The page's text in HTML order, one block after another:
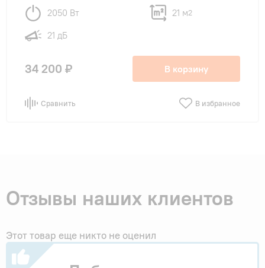
2050 Вт 21 м2
21 дБ
34 200 ₽ В корзину
Сравнить В избранное
Отзывы наших клиентов
Этот товар еще никто не оценил